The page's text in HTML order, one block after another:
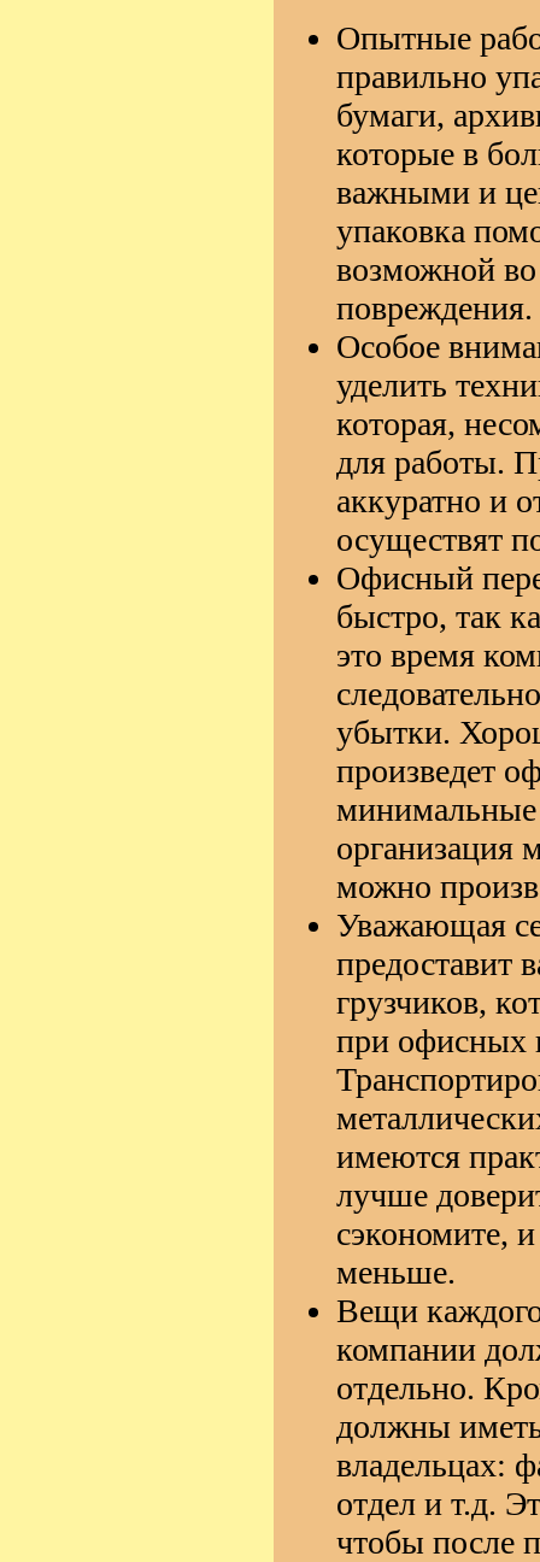
Опытные
правильно
бумаги,
которые в
важными и
упаковка
возможной во
повреждения.
Особое
уделить
которая,
для работы.
аккуратно и
осуществят
Офисный
быстро, так
это время
убытки.
произведет
минимальные
организация
можно
Уважающая
предоставит
грузчиков,
при офисных
имеются
лучше
сэкономите,
меньше.
Вещи
компании
отдельно.
должны
владельцах:
отдел и т.д.
чтобы после